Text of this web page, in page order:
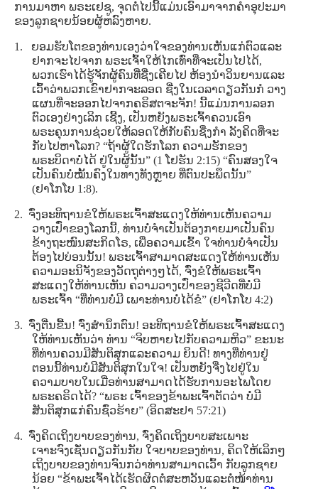
ການມາຫາ ພຣະເຢຊູ, ຈຸດຕໍ່ໄປນີ້ແມ່ນເອົາມາຈາກຄໍາອຸປະມາ
ຂອງລູກຊາຍນ້ອຍຜູ້ຫລົງຫາຍ.
1. ຍອມຮັບໂຕຂອງທ່ານເອງວ່າໃຈຂອງທ່ານເຫັນແກ່ຕົວແລະ
ຢາກຈະໄປຈາກ ພຣະເຈົ້າໃຫ້ໄກເທົ່າທີ່ຈະເປັນໄປໄດ້,
ພວກເຮົາໄດ້ຮູ້ຈັກຜູ້ຄົນທີ່ຊື່ງເຄີຍໄປ ຫ້ອງນໍາວິນຍານແລະ
ເວົ້າວ່າພວກເຂົາຢາກຈະລອດ ຊື່ງໃນເວລາດຽວກັນກໍ ວາງ
ແຜນທີ່ຈະອອກໄປຈາກຄຣິສຕຈະຈັກ! ນີ້ແມ່ນການລອກ
ຕົວເອງຢ່າງເລິກ ເຊີ້ງ, ເປັນຫຍັງພຣະເຈົ້າຄວນເອົາ
ພຣະຄຸນການຊ່ວຍໃຫ້ລອດໃຫ້ກັບຄົນຊື່ງກໍາ ລັງຄິດທີ່ຈະ
ກັບໄປຫາໂລກ? “ຖ້າຜູ້ໃດຮັກໂລກ ຄວາມຮັກຂອງ
ພຣະບິດາບໍ່ໄດ້ ຢູ່ໃນຜູ້ນັ້ນ” (1 ໂຢຮັນ 2:15) “ຄົນສອງໃຈ
ເປັນຄົນບໍ່ໝັ້ນຄົງໃນທາງທັງຫຼາຍ ທີ່ຕົນປະພຶດນັ້ນ”
(ຢາໂກໂບ 1:8).
2. ຈົ່ງອະທິຖານຂໍໃຫ້ພຣະເຈົ້າສະແດງໃຫ້ທ່ານເຫັນຄວາມ
ວາງເປົ່າຂອງໂລກນີ້, ທ່ານບໍ່ຈໍາເປັນຕ້ອງກາຍມາເປັນຄົນ
ຂ້າງຖະໜົນສະກິດໂຣ, ເພື່ອຄວາມເຂົ້າ ໃຈທ່ານບໍ່ຈໍາເປັນ
ຕ້ອງໄປບ່ອນນັ້ນ! ພຣະເຈົ້າສາມາດສະແດງໃຫ້ທ່ານເຫັນ
ຄວາມອະນິຈັງຂອງວັດຖຸຕ່າງໆໄດ້, ຈົ່ງຂໍໃຫ້ພຣະເຈົ້າ
ສະແດງໃຫ້ທ່ານເຫັນ ຄວາມວາງເປົ່າຂອງຊີວີດທີ່ບໍ່ມີ
ພຣະເຈົ້າ “ທີ່ທ່ານບໍ່ມີ ເພາະທ່ານບໍ່ໄດ້ຂໍ” (ຢາໂກໂບ 4:2)
3. ຈົ່ງຕື່ນຂື້ນ! ຈົ່ງສໍານຶກຕົນ! ອະທິຖານຂໍໃຫ້ພຣະເຈົ້າສະແດງ
ໃຫ້ທ່ານເຫັນວ່າ ທ່ານ “ຈິບຫາຍໄປກັບຄວາມຫິວ” ຂະນະ
ທີ່ທ່ານຄວນມີສັນຕິສຸກແລະຄວາມ ຍິນດີ! ທາງທີ່ທ່ານຢູ່
ຕອນນີ້ທ່ານບໍ່ມີສັນຕິສຸກໃນໃຈ! ເປັນຫຍັງຈື່ງໄປຢູ່ໃນ
ຄວາມບາບໃນເມື່ອທ່ານສາມາດໄດ້ຮັບການອະໄພໂດຍ
ພຣະຄຣິດໄດ້? “ພຣະ ເຈົ້າຂອງຂ້າພະເຈົ້າຕັດວ່າ ບໍ່ມີ
ສັນຕິສຸກແກ່ຄົນຊົ່ວຮ້າຍ” (ອິດສະຢາ 57:21)
4. ຈົ່ງຄິດເຖິງບາບຂອງທ່ານ, ຈົ່ງຄິດເຖິງບາບສະເພາະ
ເຈາະຈົງເຊັ່ນດຽວກັນກັບ ໃຈບາບຂອງທ່ານ, ຄິດໃຫ້ເລິກໆ
ເຖິງບາບຂອງທ່ານຈົນກວ່າທ່ານສາມາດເວົ້າ ກັບລູກຊາຍ
ນ້ອຍ “ຂ້າພະເຈົ້າໄດ້ເຮັດຜິດຕໍ່ສະຫວັນແລະຕໍ່ໜ້າທ່ານ